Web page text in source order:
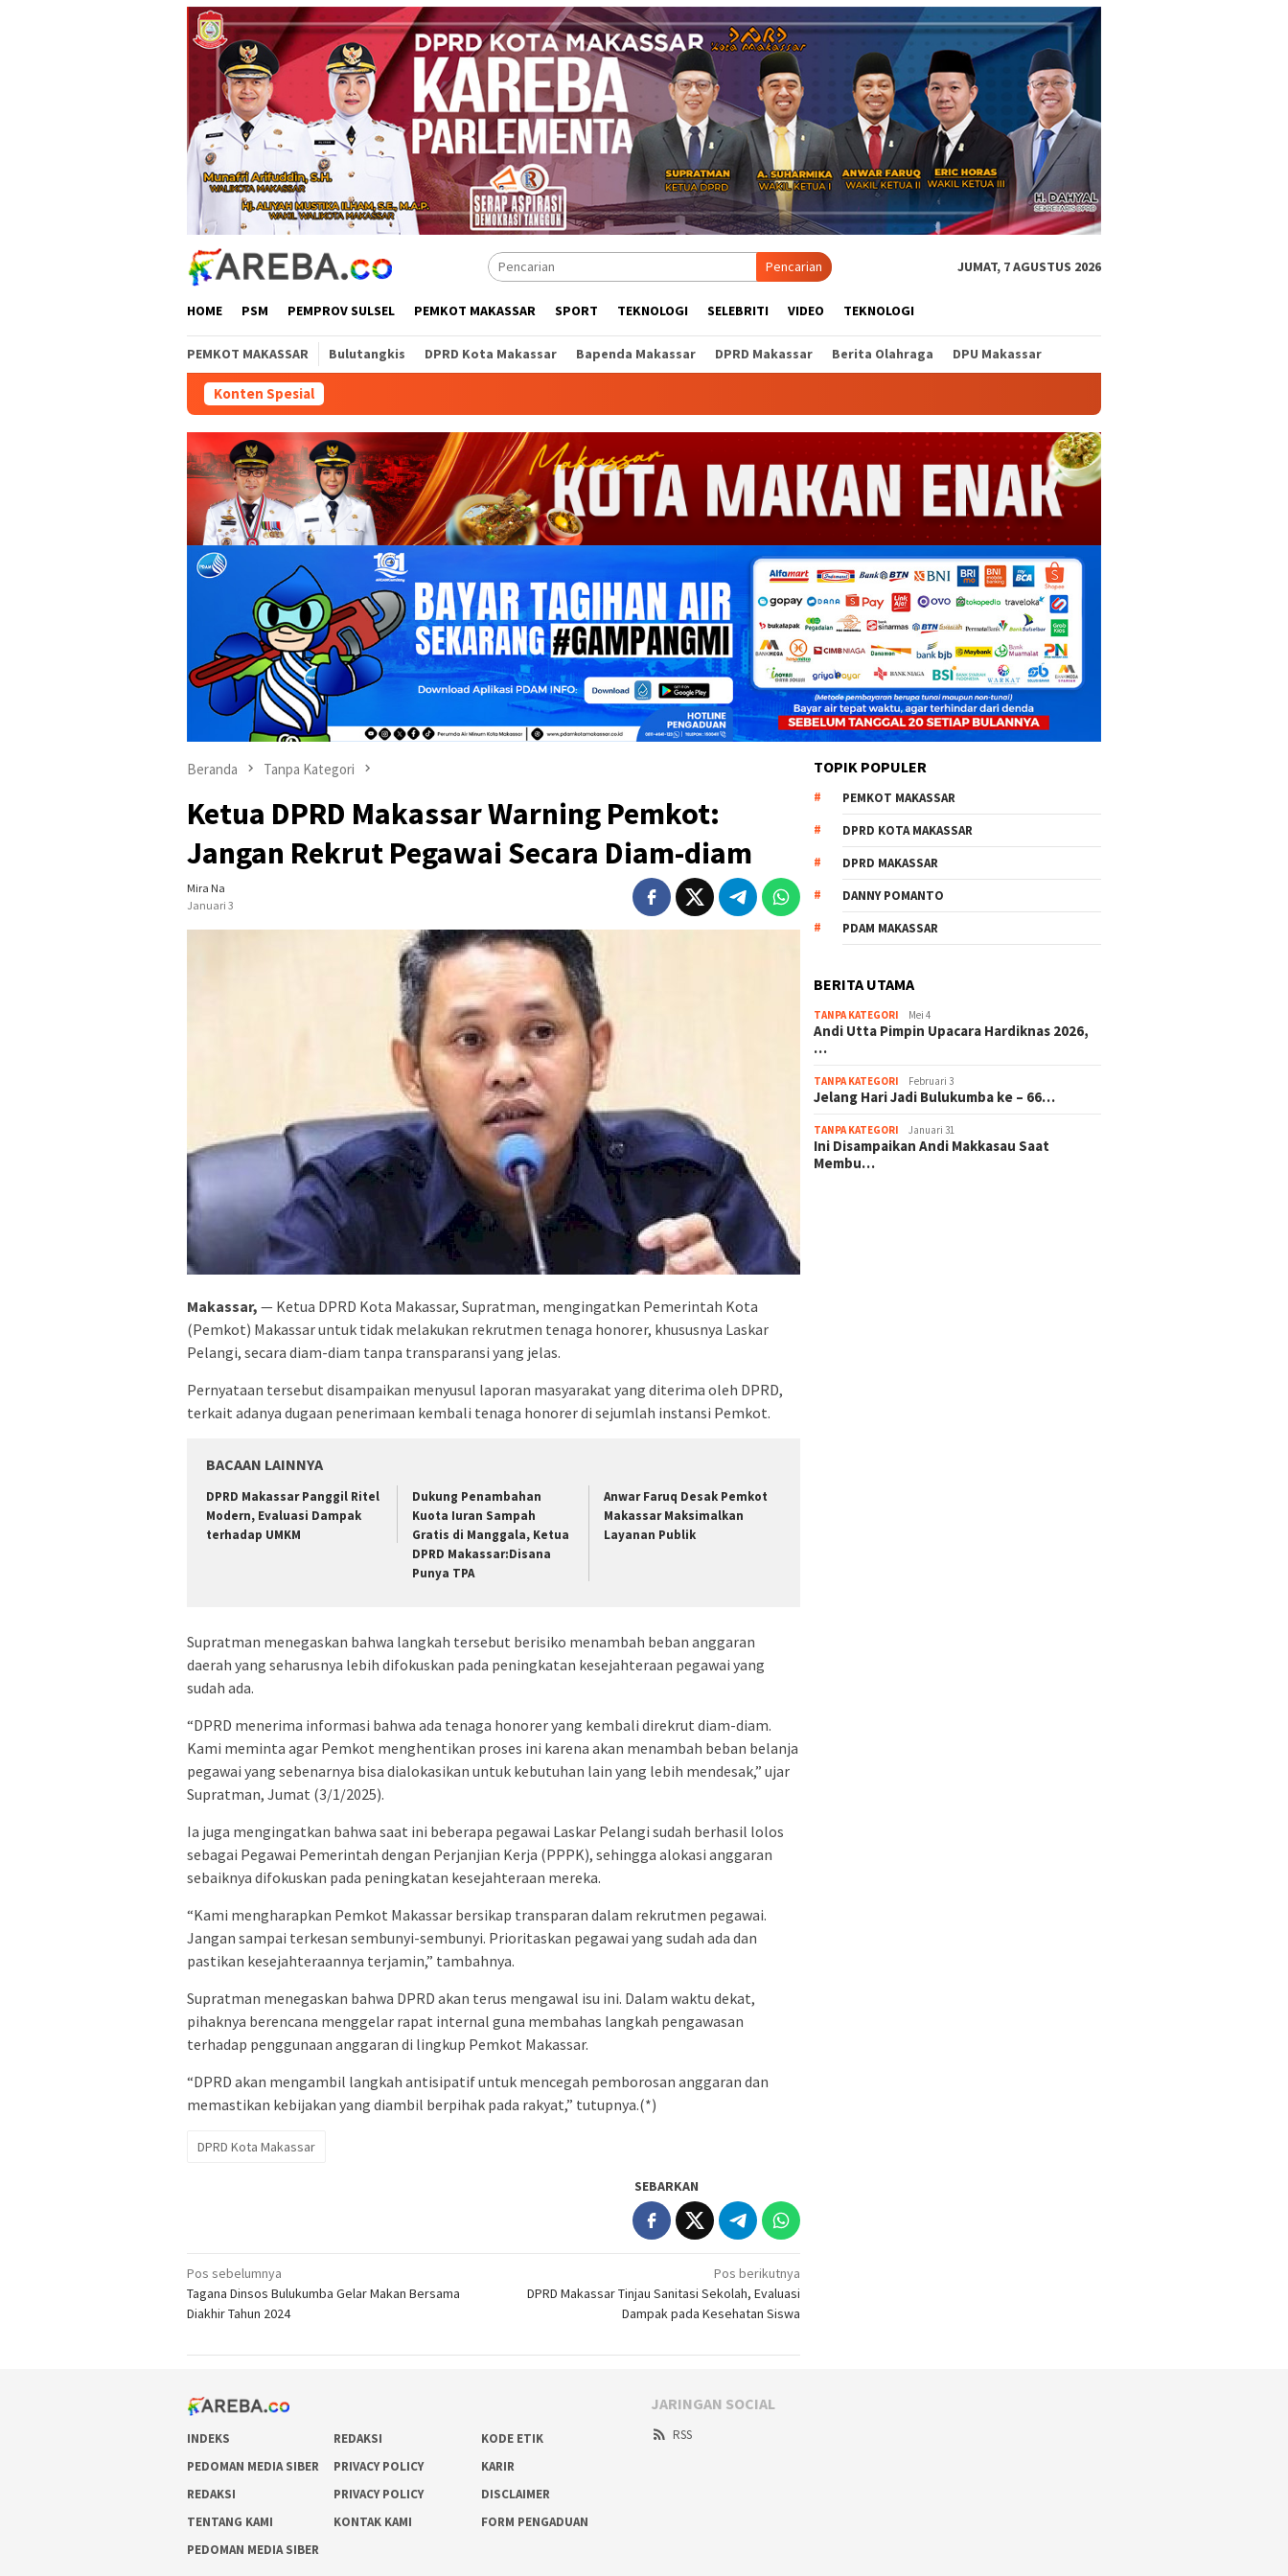
Pencarian JUMAT, 7 AGUSTUS 2026
HOME PSM PEMPROV SULSEL PEMKOT MAKASSAR SPORT TEKNOLOGI SELEBRITI VIDEO TEKNOLOGI
PEMKOT MAKASSAR Bulutangkis DPRD Kota Makassar Bapenda Makassar DPRD Makassar Berita Olahraga DPU Makassar
Konten Spesial
Beranda Tanpa Kategori
Ketua DPRD Makassar Warning Pemkot:
Jangan Rekrut Pegawai Secara Diam-diam
Mira Na
Januari 3
Makassar, — Ketua DPRD Kota Makassar, Supratman, mengingatkan Pemerintah Kota
(Pemkot) Makassar untuk tidak melakukan rekrutmen tenaga honorer, khususnya Laskar
Pelangi, secara diam-diam tanpa transparansi yang jelas.
Pernyataan tersebut disampaikan menyusul laporan masyarakat yang diterima oleh DPRD,
terkait adanya dugaan penerimaan kembali tenaga honorer di sejumlah instansi Pemkot.
BACAAN LAINNYA
DPRD Makassar Panggil Ritel
Modern, Evaluasi Dampak
terhadap UMKM
Dukung Penambahan
Kuota Iuran Sampah
Gratis di Manggala, Ketua
DPRD Makassar:Disana
Punya TPA
Anwar Faruq Desak Pemkot
Makassar Maksimalkan
Layanan Publik
Supratman menegaskan bahwa langkah tersebut berisiko menambah beban anggaran
daerah yang seharusnya lebih difokuskan pada peningkatan kesejahteraan pegawai yang
sudah ada.
“DPRD menerima informasi bahwa ada tenaga honorer yang kembali direkrut diam-diam.
Kami meminta agar Pemkot menghentikan proses ini karena akan menambah beban belanja
pegawai yang sebenarnya bisa dialokasikan untuk kebutuhan lain yang lebih mendesak,” ujar
Supratman, Jumat (3/1/2025).
Ia juga mengingatkan bahwa saat ini beberapa pegawai Laskar Pelangi sudah berhasil lolos
sebagai Pegawai Pemerintah dengan Perjanjian Kerja (PPPK), sehingga alokasi anggaran
sebaiknya difokuskan pada peningkatan kesejahteraan mereka.
“Kami mengharapkan Pemkot Makassar bersikap transparan dalam rekrutmen pegawai.
Jangan sampai terkesan sembunyi-sembunyi. Prioritaskan pegawai yang sudah ada dan
pastikan kesejahteraannya terjamin,” tambahnya.
Supratman menegaskan bahwa DPRD akan terus mengawal isu ini. Dalam waktu dekat,
pihaknya berencana menggelar rapat internal guna membahas langkah pengawasan
terhadap penggunaan anggaran di lingkup Pemkot Makassar.
“DPRD akan mengambil langkah antisipatif untuk mencegah pemborosan anggaran dan
memastikan kebijakan yang diambil berpihak pada rakyat,” tutupnya.(*)
DPRD Kota Makassar
SEBARKAN
Navigasi
pos
Pos sebelumnya
Tagana Dinsos Bulukumba Gelar Makan Bersama
Diakhir Tahun 2024
Pos berikutnya
DPRD Makassar Tinjau Sanitasi Sekolah, Evaluasi
Dampak pada Kesehatan Siswa
TOPIK POPULER
PEMKOT MAKASSAR
DPRD KOTA MAKASSAR
DPRD MAKASSAR
DANNY POMANTO
PDAM MAKASSAR
BERITA UTAMA
TANPA KATEGORI Mei 4
Andi Utta Pimpin Upacara Hardiknas 2026,
…
TANPA KATEGORI Februari 3
Jelang Hari Jadi Bulukumba ke – 66…
TANPA KATEGORI Januari 31
Ini Disampaikan Andi Makkasau Saat
Membu…
INDEKS REDAKSI
KODE ETIK
PEDOMAN MEDIA SIBER
PRIVACY POLICY
KARIR
REDAKSI
PRIVACY POLICY
DISCLAIMER
TENTANG KAMI
KONTAK KAMI
FORM PENGADUAN
PEDOMAN MEDIA SIBER
JARINGAN SOCIAL
RSS